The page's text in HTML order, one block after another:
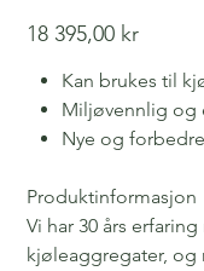
Price
18 395,00 kr
Kan brukes til
Miljøvennlig og
Nye og
Produktinformasjon
Vi har 30 års
kjøleaggregater, og